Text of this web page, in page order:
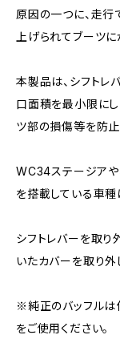
原因の一つに、走行
上げられてブーツ
本製品は、シフトレ
口面積を最小限にし
ツ部の損傷等を防止
WC34ステージアや
を搭載している車種
シフトレバーを取り
いたカバーを取り外
※純正のバッフルは
をご使用ください。